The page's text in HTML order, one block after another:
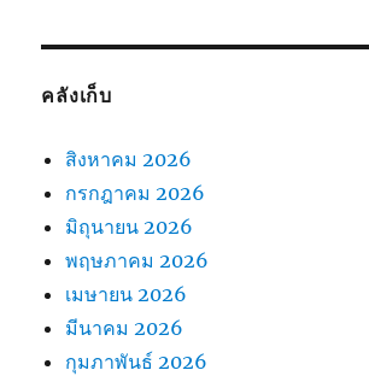
คลังเก็บ
สิงหาคม 2026
กรกฎาคม 2026
มิถุนายน 2026
พฤษภาคม 2026
เมษายน 2026
มีนาคม 2026
กุมภาพันธ์ 2026